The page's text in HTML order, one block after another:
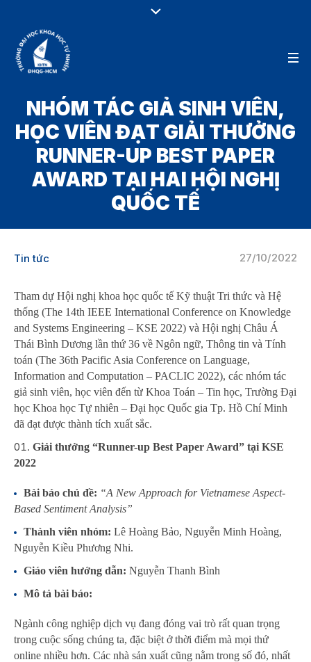
NHÓM TÁC GIẢ SINH VIÊN,
HỌC VIÊN ĐẠT GIẢI THƯỞNG
RUNNER-UP BEST PAPER
AWARD TẠI HAI HỘI NGHỊ
QUỐC TẾ
27/10/2022
Tin tức
Tham dự Hội nghị khoa học quốc tế Kỹ thuật Tri thức và Hệ
thống (The 14th IEEE International Conference on Knowledge
and Systems Engineering – KSE 2022) và Hội nghị Châu Á
Thái Bình Dương lần thứ 36 về Ngôn ngữ, Thông tin và Tính
toán (The 36th Pacific Asia Conference on Language,
Information and Computation – PACLIC 2022), các nhóm tác
giả sinh viên, học viên đến từ Khoa Toán – Tin học, Trường Đại
học Khoa học Tự nhiên – Đại học Quốc gia Tp. Hồ Chí Minh
đã đạt được thành tích xuất sắc.
Giải thưởng “Runner-up Best Paper Award” tại KSE
2022
Bài báo chủ đề: “A New Approach for Vietnamese Aspect-
Based Sentiment Analysis”
Thành viên nhóm: Lê Hoàng Bảo, Nguyễn Minh Hoàng,
Nguyễn Kiều Phương Nhi.
Giáo viên hướng dẫn: Nguyễn Thanh Bình
Mô tả bài báo:
Ngành công nghiệp dịch vụ đang đóng vai trò rất quan trọng
trong cuộc sống chúng ta, đặc biệt ở thời điểm mà mọi thứ
online nhiều hơn. Các nhà sản xuất cũng nằm trong số đó, nhất